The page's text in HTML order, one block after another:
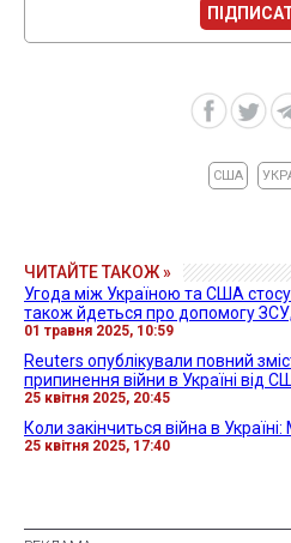
США
ЧИТАЙТЕ ТАКОЖ »
Угода між Україною та США
також йдеться про допомогу ЗСУ,
01 травня 2025, 10:59
Reuters опублікували повний
припинення війни в Україні від
25 квітня 2025, 20:45
Коли закінчиться війна в
25 квітня 2025, 17:40